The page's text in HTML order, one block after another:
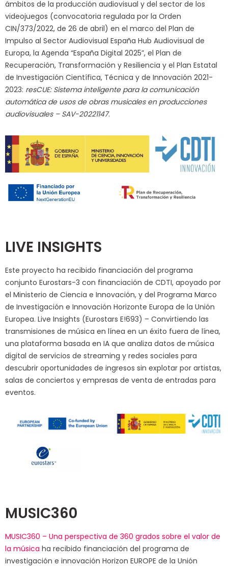
ámbitos de la producción audiovisual y del sector de los
videojuegos (convocatoria regulada por la Orden
CIN/373/2022, de 26 de abril) en el marco del Plan de
Impulso al Sector Audiovisual España Hub Audiovisual de
Europa, la Agenda “España Digital 2025”, el Plan de
Recuperación, Transformación y Resiliencia y el Plan Estatal
de Investigación Científica, Técnica y de Innovación 2021-
2023: resCUE: Sistema inteligente para la comunicación
automática de usos de obras musicales en producciones
audiovisuales – SAV-20221147.
LIVE INSIGHTS
Este proyecto ha recibido financiación del programa
conjunto Eurostars-3 con financiación de CDTI, apoyado por
el Ministerio de Ciencia e Innovación, y del Programa Marco
de Investigación e Innovación Horizonte Europa de la Unión
Europea. Live Insights (Eurostars E!693) – Convirtiendo las
transmisiones de música en línea en un éxito fuera de línea,
una plataforma basada en IA que analiza datos de música
digital de servicios de streaming y redes sociales para
descubrir oportunidades de ingresos sin explotar por artistas,
salas de conciertos y empresas de venta de entradas para
eventos.
MUSIC360
MUSIC360 – Una perspectiva de 360 ​​grados sobre el valor de
la música ha recibido financiación del programa de
investigación e innovación Horizon EUROPE de la Unión